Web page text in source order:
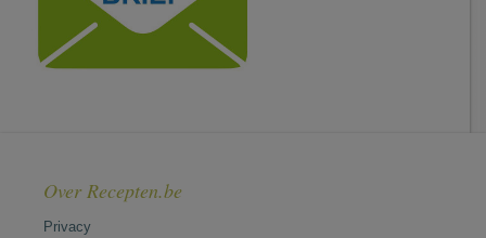
Over Recepten.be
Privacy